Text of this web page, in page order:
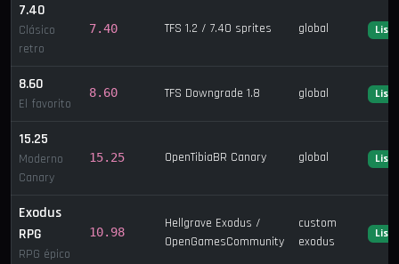
7.40
Clásico
retro
7.40 TFS 1.2 / 7.40 sprites global Listo
8.60
El favorito
8.60 TFS Downgrade 1.8 global Listo
15.25
Moderno
Canary
15.25 OpenTibiaBR Canary global Listo
Exodus
RPG
RPG épico
10.98
Hellgrave Exodus /
OpenGamesCommunity
custom
exodus
Listo